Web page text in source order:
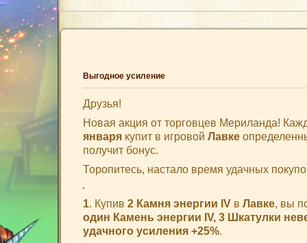
Выгодное усиление
Друзья!
Новая акция от торговцев Мериланда!
января купит в игровой Лавке
получит бонус.
Торопитесь, настало время удачных
1. Купив 2 Камня энергии IV в Лавке, вы
один Камень энергии IV, 3 Шкатулки
удачного усиления +25%.